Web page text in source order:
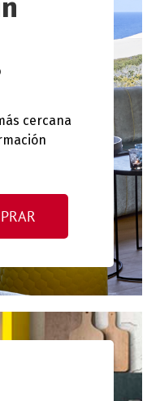
cercana